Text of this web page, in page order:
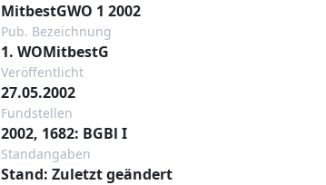
MitbestGWO 1 2002
Pub. Bezeichnung
1. WOMitbestG
Veröffentlicht
27.05.2002
Fundstellen
2002, 1682: BGBl I
Standangaben
Stand: Zuletzt geändert